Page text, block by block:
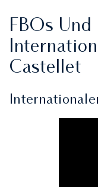
FBOs
Castellet